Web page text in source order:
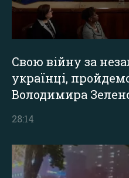
Свою війну за
українці,
Володимира
28:14